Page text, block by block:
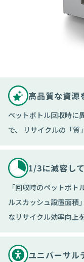
ユニバーサル
高品質な資源
ペットボトル回収時に
で、
リサイクルの「質
1/3に減容し
「回収時のペットボ
ルスカッシュ設置面積
なリサイクル効率向上